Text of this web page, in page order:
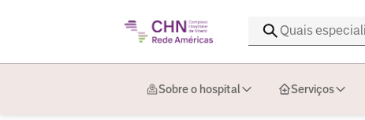
Sobre o hospital Serviços